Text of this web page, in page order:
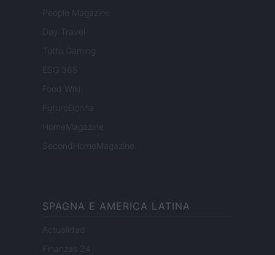
People Magazine
Day Travel
Tutto Gaming
ESG 365
Food Wiki
FuturoDonna
HomeMagazine
SecondHomeMagazine
SPAGNA E AMERICA LATINA
Actualidad
Finanzas 24